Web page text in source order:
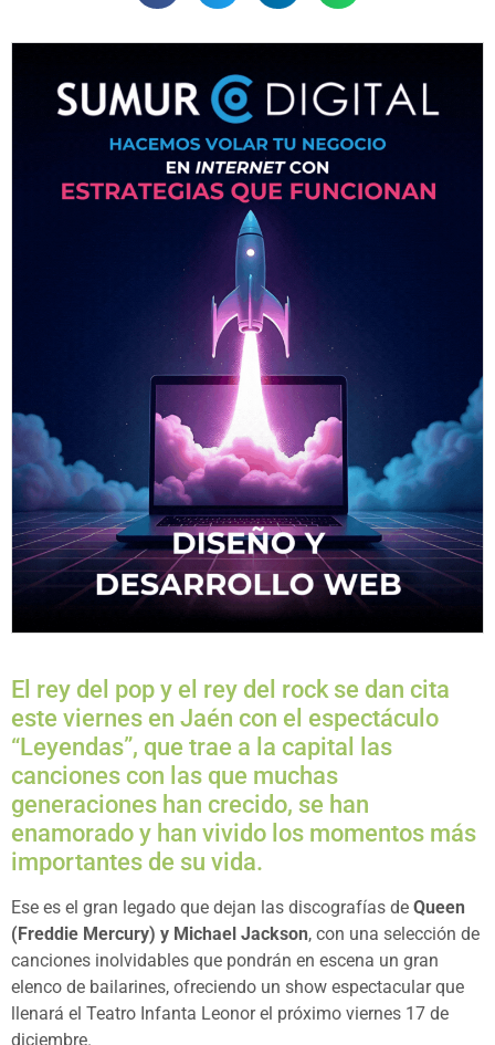
El rey del pop y el rey del rock se dan cita
este viernes en Jaén con el espectáculo
“Leyendas”, que trae a la capital las
canciones con las que muchas
generaciones han crecido, se han
enamorado y han vivido los momentos más
importantes de su vida.
Ese es el gran legado que dejan las discografías de Queen
(Freddie Mercury) y Michael Jackson, con una selección de
canciones inolvidables que pondrán en escena un gran
elenco de bailarines, ofreciendo un show espectacular que
llenará el Teatro Infanta Leonor el próximo viernes 17 de
diciembre.